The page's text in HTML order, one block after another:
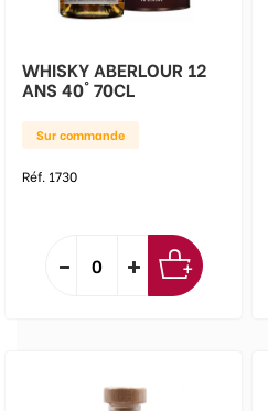
WHISKY ABERLOUR 12
ANS 40° 70CL
Sur commande
Réf. 1730